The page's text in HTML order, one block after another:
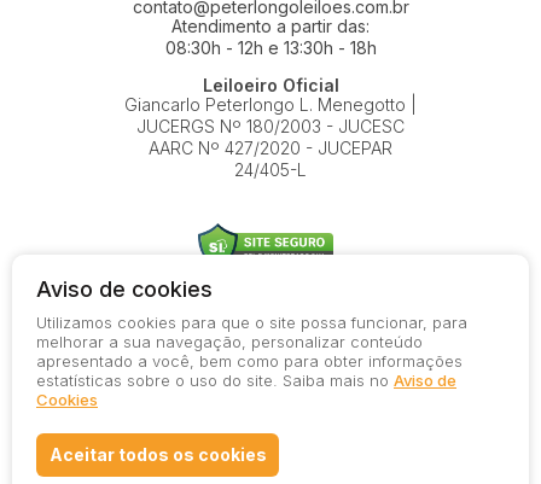
contato@peterlongoleiloes.com.br
Atendimento a partir das:
08:30h - 12h e 13:30h - 18h
Leiloeiro Oficial
Giancarlo Peterlongo L. Menegotto |
JUCERGS Nº 180/2003 - JUCESC
AARC Nº 427/2020 - JUCEPAR
24/405-L
© 2026-present - Todos os direitos reservados
Política de Privacidade
Termos de Uso
Aviso de cookies
Utilizamos cookies para que o site possa funcionar, para
melhorar a sua navegação, personalizar conteúdo
apresentado a você, bem como para obter informações
estatísticas sobre o uso do site. Saiba mais no Aviso de
Cookies
Aceitar todos os cookies